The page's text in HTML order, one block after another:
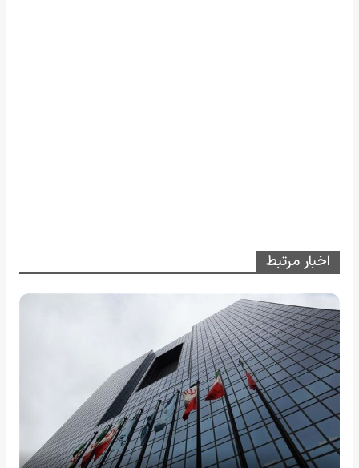
اخبار مرتبط